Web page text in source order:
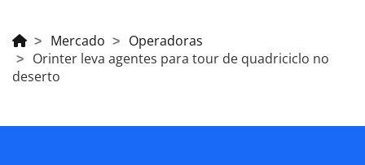
Mercado
Operadoras
Orinter leva agentes para tour de quadriciclo no
deserto